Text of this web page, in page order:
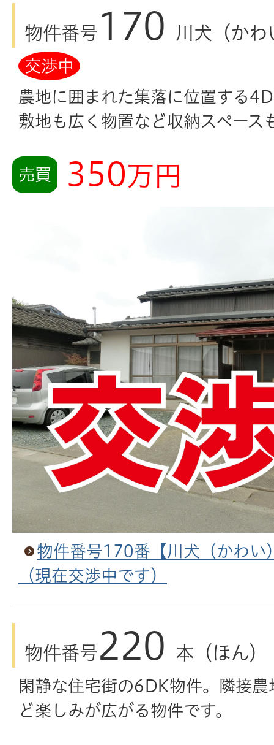
物件番号 170 川犬（かわ
交渉中
農地に囲まれた集落に位置する
敷地も広く物置など収納スペース
売買 350万円
物件番号170番【川犬（かわい
（現在交渉中です）
物件番号220 本（ほん）
閑静な住宅街の6DK物件。隣接
ど楽しみが広がる物件です。